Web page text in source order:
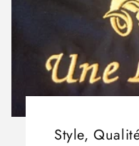
Style,